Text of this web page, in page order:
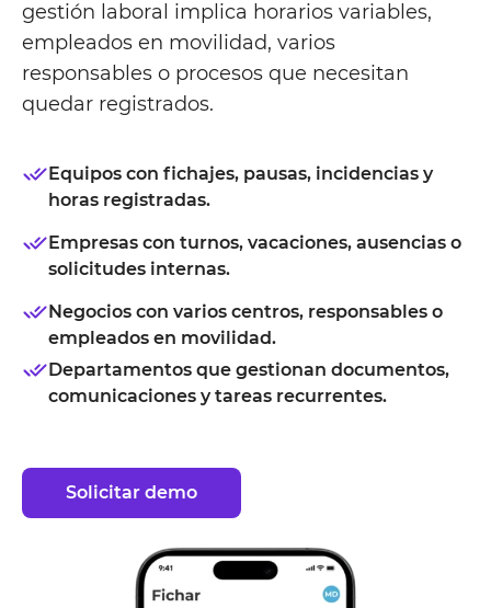
gestión laboral implica horarios variables,
empleados en movilidad, varios
responsables o procesos que necesitan
quedar registrados.
Equipos con fichajes, pausas, incidencias y
horas registradas.
Empresas con turnos, vacaciones, ausencias o
solicitudes internas.
Negocios con varios centros, responsables o
empleados en movilidad.
Departamentos que gestionan documentos,
comunicaciones y tareas recurrentes.
Solicitar demo